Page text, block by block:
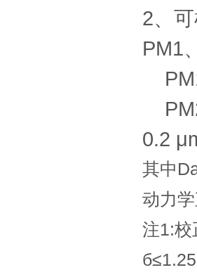
2、
PM1
0.2
其中
动力
注1:校